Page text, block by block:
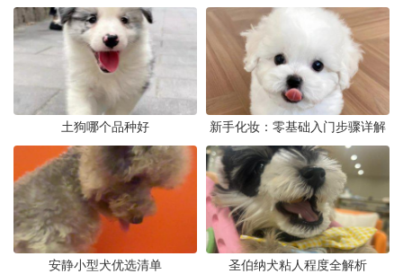
土狗哪个品种好 新手化妆：零基础入门步骤详解
安静小型犬优选清单 圣伯纳犬粘人程度全解析